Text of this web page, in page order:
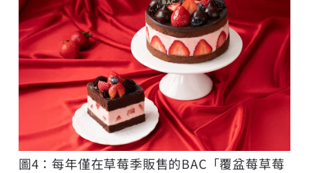
圖4：每年僅在草莓季販售的BAC「覆盆莓草莓